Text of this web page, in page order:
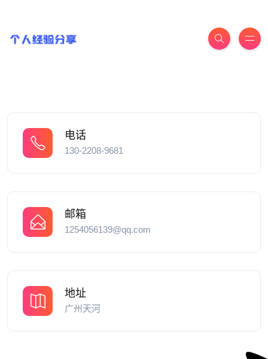
电话
130-2208-9681
邮箱
1254056139@qq.com
地址
广州天河